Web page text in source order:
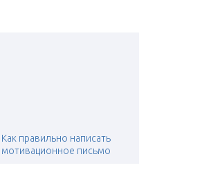
Как правильно написать
мотивационное письмо